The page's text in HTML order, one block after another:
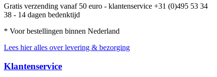
Gratis verzending vanaf 50 euro - klantenservice +31 (0)495 53 34
38 - 14 dagen bedenktijd
* Voor bestellingen binnen Nederland
Lees hier alles over levering & bezorging
Klantenservice